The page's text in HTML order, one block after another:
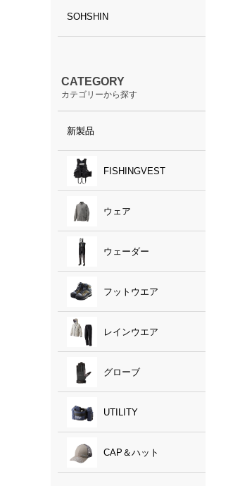
SOHSHIN
CATEGORY
カテゴリーから探す
新製品
FISHINGVEST
ウェア
ウェーダー
フットウエア
レインウエア
グローブ
UTILITY
CAP＆ハット